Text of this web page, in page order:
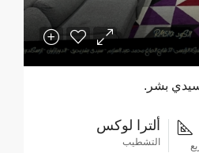
بشر.
ألترا لوكس
التشطيب